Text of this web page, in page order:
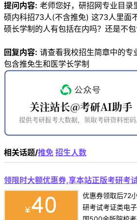
提问内容: 老师您好，研招网专业目录
硕内科招73人(不含推免) 这73人里面
硕长学制的人有包括在内吗？还是不包
回复内容: 请查看我校招生简章中的专
包含推免生和医学长学制
相关话题/推免 招生人数
领限时大额优惠券,享本站正版考研考
优惠券领取后72
研考试考证类电